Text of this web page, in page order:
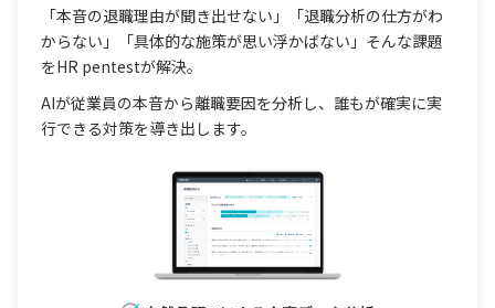
「本音の退職理由が聞き出せない」「退職分析の仕方がわ
からない」「具体的な施策が思い浮かばない」そんな課題
をHR pentestが解決。
AIが従業員の本音から離職要因を分析し、誰もが確実に実
行できる対策を導き出します。